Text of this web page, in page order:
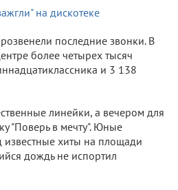
последние звонки. В
более четырех тысяч
и 3 138
линейки, а вечером для
"Поверь в мечту". Юные
хиты на площади
дождь не испортил